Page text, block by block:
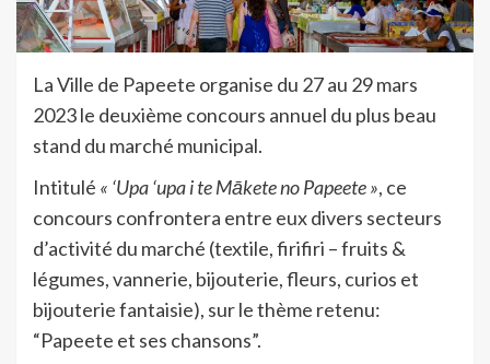
La Ville de Papeete organise du 27 au 29 mars
2023 le deuxième concours annuel du plus beau
stand du marché municipal.
Intitulé « ‘Upa ‘upa i te Mākete no Papeete », ce
concours confrontera entre eux divers secteurs
d’activité du marché (textile, firifiri – fruits &
légumes, vannerie, bijouterie, fleurs, curios et
bijouterie fantaisie), sur le thème retenu:
“Papeete et ses chansons”.